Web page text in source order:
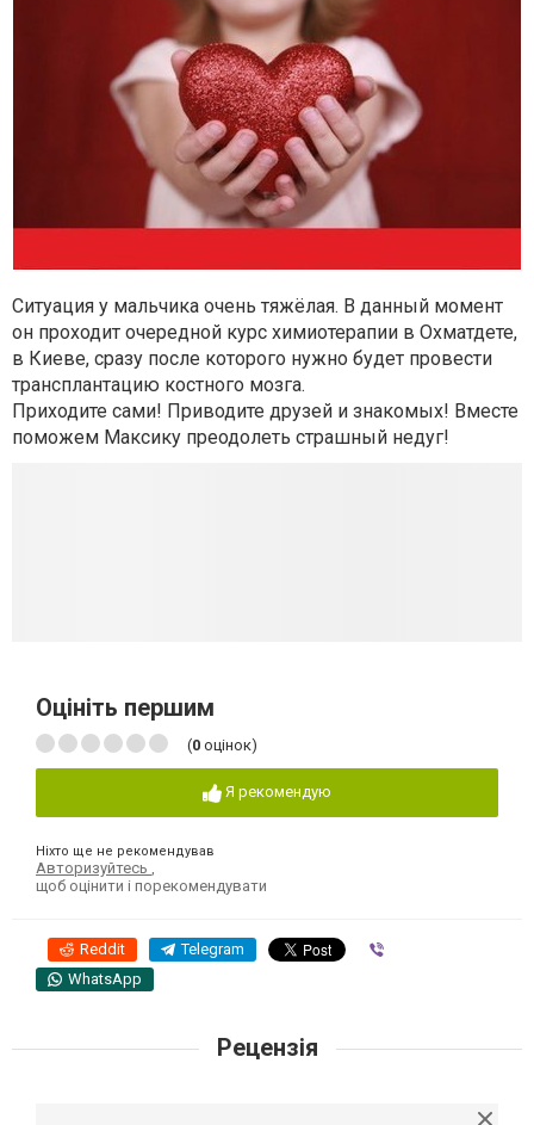
Ситуация у мальчика очень тяжёлая. В данный момент
он проходит очередной курс химиотерапии в Охматдете,
в Киеве, сразу после которого нужно будет провести
трансплантацию костного мозга.
Приходите сами! Приводите друзей и знакомых! Вместе
поможем Максику преодолеть страшный недуг!
Оцініть першим
(0 оцінок)
Я рекомендую
Ніхто ще не рекомендував
Авторизуйтесь
щоб оцінити і порекомендувати
Reddit Telegram
WhatsApp
Рецензія